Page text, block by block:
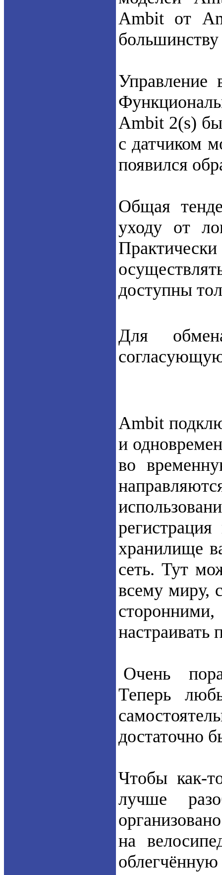
Ambit от
Управление
Ambit 2(s)
с датчиком
появился
Общая
уходу от
доступны
Для
Ambit
и
во
хранилище
сеть. Тут
всему миру,
настраивать
Очень
Теперь
достаточно
Чтобы как-
лучше
на